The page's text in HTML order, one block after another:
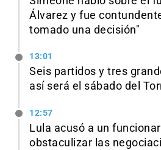
Álvarez y fue
tomado una decisión"
13:01
Seis partidos y tres
así será el sábado del
12:57
Lula acusó a un
obstaculizar las